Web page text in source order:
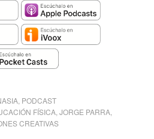
, PODCAST
FÍSICA, JORGE PARRA,
CREATIVAS